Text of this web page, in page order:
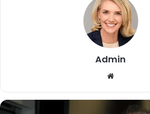
Admin